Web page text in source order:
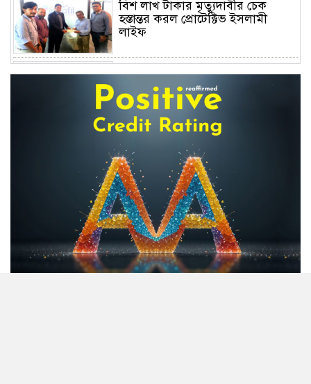
বিশ লাখ টাকার মৃত্যুদাবীর চেক
হস্তান্তর করল প্রোটেক্টিভ ইসলামী
লাইফ
শেয়ার দর, ডিএসইর সতর্কবার্তা